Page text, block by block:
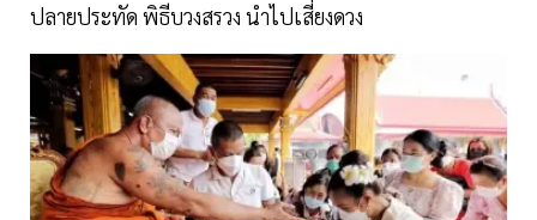
ปลายประทัด พิธีบวงสรวง นำไปเสี่ยงดวง